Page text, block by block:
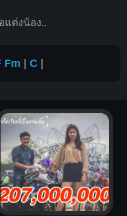
แต่งน้อง..
Fm | C |